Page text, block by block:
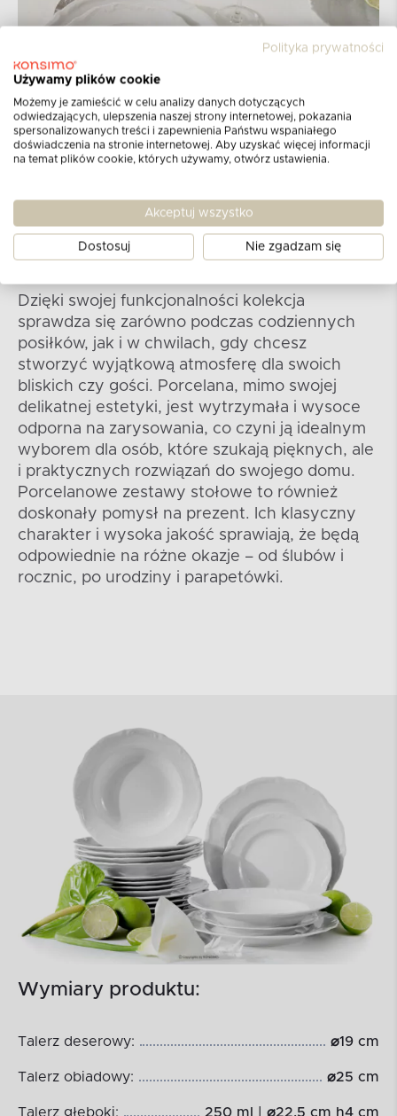
Kolekcja MARIA TERESA
Dzięki swojej funkcjonalności kolekcja
sprawdza się zarówno podczas codziennych
posiłków, jak i w chwilach, gdy chcesz
stworzyć wyjątkową atmosferę dla swoich
bliskich czy gości. Porcelana, mimo swojej
delikatnej estetyki, jest wytrzymała i wysoce
odporna na zarysowania, co czyni ją idealnym
wyborem dla osób, które szukają pięknych, ale
i praktycznych rozwiązań do swojego domu.
Porcelanowe zestawy stołowe to również
doskonały pomysł na prezent. Ich klasyczny
charakter i wysoka jakość sprawiają, że będą
odpowiednie na różne okazje – od ślubów i
rocznic, po urodziny i parapetówki.
Wymiary produktu:
Talerz deserowy: ⌀19 cm
Talerz obiadowy: ⌀25 cm
Talerz głęboki: 250 ml | ⌀22,5 cm h4 cm
Polityka prywatności
Używamy plików cookie
Możemy je zamieścić w celu analizy danych dotyczących
odwiedzających, ulepszenia naszej strony internetowej, pokazania
spersonalizowanych treści i zapewnienia Państwu wspaniałego
doświadczenia na stronie internetowej. Aby uzyskać więcej informacji
na temat plików cookie, których używamy, otwórz ustawienia.
Akceptuj wszystko
Dostosuj Nie zgadzam się